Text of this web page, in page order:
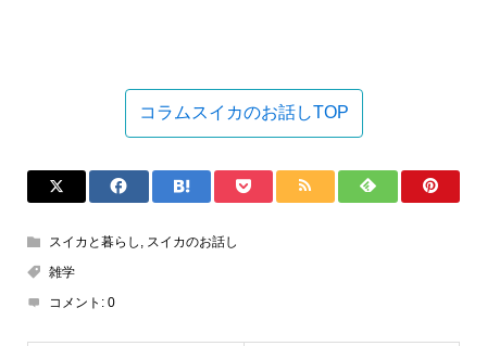
コラムスイカのお話しTOP
スイカと暮らし
スイカのお話し
雑学
コメント: 0